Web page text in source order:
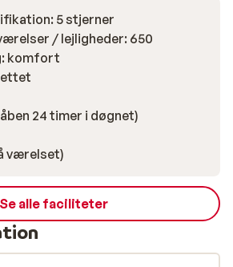
5 stjerner
/ lejligheder: 650
komfort
24 timer i døgnet)
værelset)
Se alle faciliteter